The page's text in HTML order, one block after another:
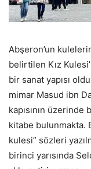
Abşeron’un
belirtilen Kız
bir sanat yapısı
mimar Masud ibn
kapısının üzerinde
kitabe bulunmakta.
kulesi” sözleri
birinci yarısında